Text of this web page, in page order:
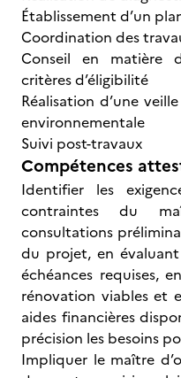
Établissement d’un
Coordination des
Conseil en matière
critères d’éligibilité
Réalisation d’une
environnementale
Suivi post-travaux
Compétences
Identifier les
contraintes du
consultations
du projet, en
échéances requises,
rénovation viables et
aides financières
précision les besoins
Impliquer le maître